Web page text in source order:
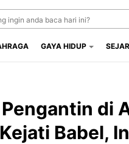
GAYA HIDUP
di
Babel,